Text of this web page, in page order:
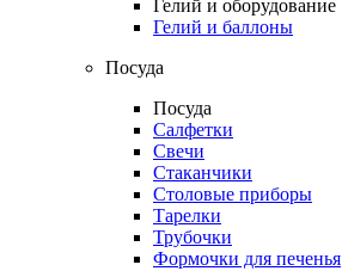
Гелий и оборудование
Гелий и баллоны
Посуда
Посуда
Салфетки
Свечи
Стаканчики
Столовые приборы
Тарелки
Трубочки
Формочки для печенья